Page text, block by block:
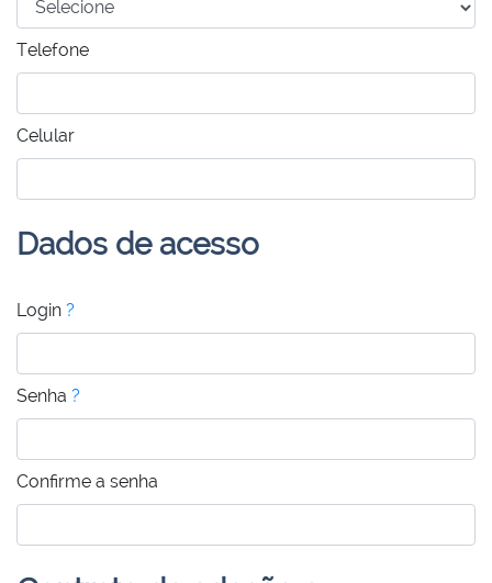
Telefone
Celular
Dados de acesso
Login ?
Senha ?
Confirme a senha